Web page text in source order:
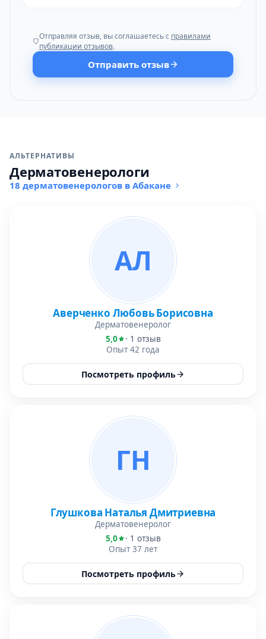
Отправляя отзыв, вы соглашаетесь с правилами
публикации отзывов.
Отправить отзыв
АЛЬТЕРНАТИВЫ
Дерматовенерологи
18 дерматовенерологов в Абакане
АЛ
Аверченко Любовь Борисовна
Дерматовенеролог
5,0
· 1 отзыв
Опыт 42 года
Посмотреть профиль
ГН
Глушкова Наталья Дмитриевна
Дерматовенеролог
5,0
· 1 отзыв
Опыт 37 лет
Посмотреть профиль